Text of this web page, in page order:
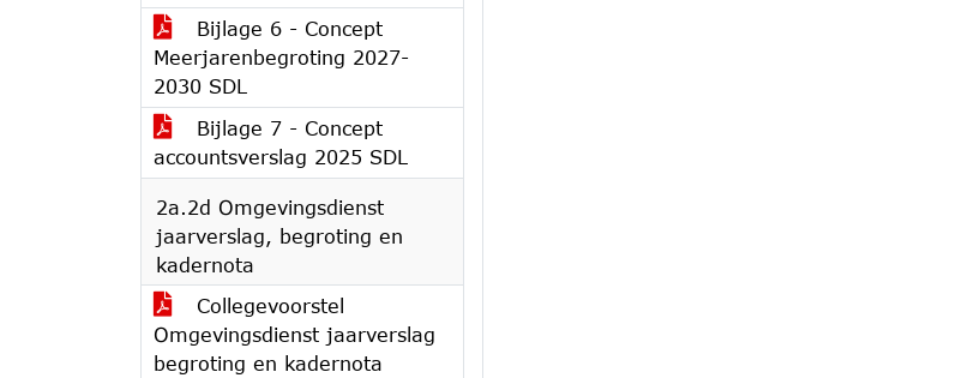
Bijlage 6 - Concept
Meerjarenbegroting 2027-
2030 SDL
Bijlage 7 - Concept
accountsverslag 2025 SDL
2a.2d Omgevingsdienst
jaarverslag, begroting en
kadernota
Collegevoorstel
Omgevingsdienst jaarverslag
begroting en kadernota